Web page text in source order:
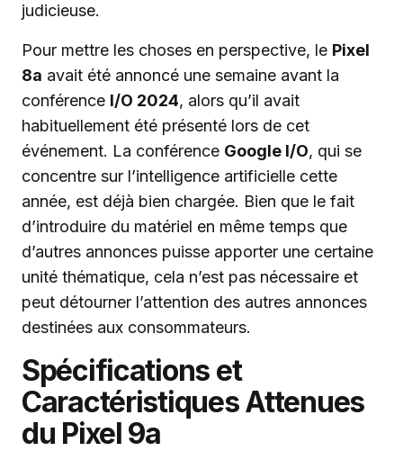
judicieuse.
Pour mettre les choses en perspective, le Pixel
8a avait été annoncé une semaine avant la
conférence I/O 2024, alors qu’il avait
habituellement été présenté lors de cet
événement. La conférence Google I/O, qui se
concentre sur l’intelligence artificielle cette
année, est déjà bien chargée. Bien que le fait
d’introduire du matériel en même temps que
d’autres annonces puisse apporter une certaine
unité thématique, cela n’est pas nécessaire et
peut détourner l’attention des autres annonces
destinées aux consommateurs.
Spécifications et
Caractéristiques Attenues
du Pixel 9a